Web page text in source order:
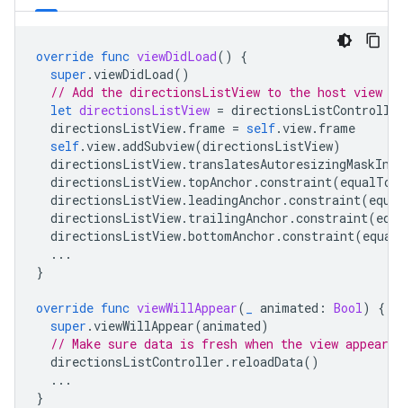
override func viewDidLoad()
{
super .viewDidLoad()
// Add the directionsListView to the host view
let directionsListView =
directionsListView. frame = self.view. frame
self.view.addSubview(directionsListView)
directionsListView.
directionsListView. topAnchor .constraint(equalTo
directionsListView. leadingAnchor .constraint(
directionsListView. trailingAnchor .constraint(
directionsListView.bottomAnchor .constraint(
...
}
override func viewWillAppear( animated : Bool)
{
super .viewWillAppear(animated)
// Make sure data is fresh when the view appears.
directionsListController . reloadData()
...
}